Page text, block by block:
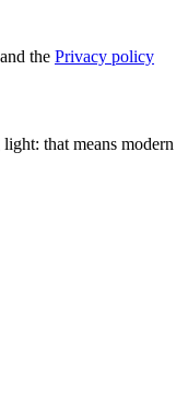
and the Privacy policy
that means modern